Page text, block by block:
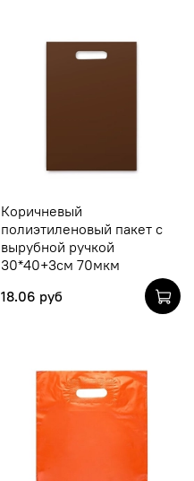
Коричневый
полиэтиленовый пакет с
вырубной ручкой
30*40+3см 70мкм
18.06 руб